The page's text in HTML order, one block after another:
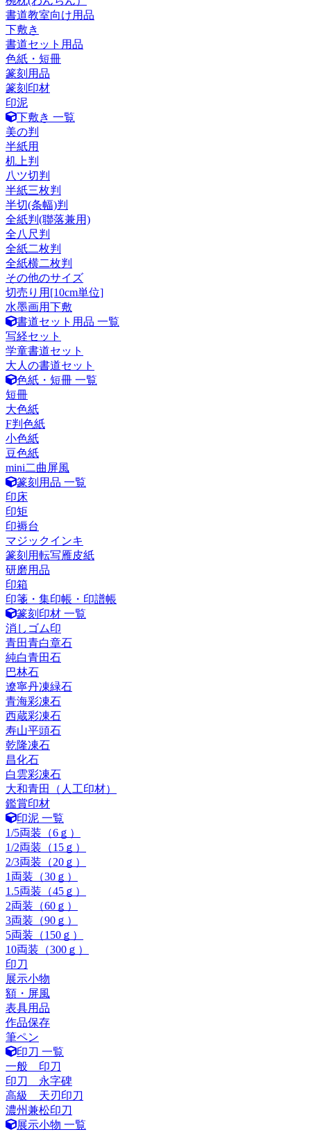
書道教室向け用品
下敷き
書道セット用品
色紙・短冊
篆刻用品
篆刻印材
印泥
下敷き 一覧
美の判
半紙用
机上判
八ツ切判
半紙三枚判
半切(条幅)判
全紙判(聯落兼用)
全八尺判
全紙二枚判
全紙横二枚判
その他のサイズ
切売り用[10cm単位]
水墨画用下敷
書道セット用品 一覧
写経セット
学童書道セット
大人の書道セット
色紙・短冊 一覧
短冊
大色紙
F判色紙
小色紙
豆色紙
mini二曲屏風
篆刻用品 一覧
印床
印矩
印褥台
マジックインキ
篆刻用転写雁皮紙
研磨用品
印箱
印箋・集印帳・印譜帳
篆刻印材 一覧
消しゴム印
青田青白章石
純白青田石
巴林石
遼寧丹凍緑石
青海彩凍石
西蔵彩凍石
寿山平頭石
乾隆凍石
昌化石
白雲彩凍石
大和青田（人工印材）
鑑賞印材
印泥 一覧
1/5両装（6ｇ）
1/2両装（15ｇ）
2/3両装（20ｇ）
1両装（30ｇ）
1.5両装（45ｇ）
2両装（60ｇ）
3両装（90ｇ）
5両装（150ｇ）
10両装（300ｇ）
印刀
展示小物
額・屏風
表具用品
作品保存
筆ペン
印刀 一覧
一般 印刀
印刀 永字碑
高級 天刃印刀
濃州兼松印刀
展示小物 一覧